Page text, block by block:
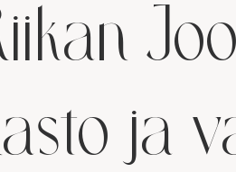
ja